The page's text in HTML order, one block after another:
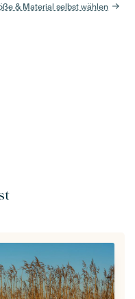
& Material selbst wählen